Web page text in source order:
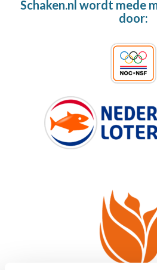
Schaken.nl wordt mede
door: